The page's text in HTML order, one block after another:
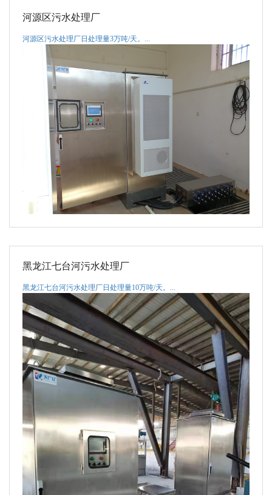
河源区污水处理厂
河源区污水处理厂日处理量3万吨/天。...
黑龙江七台河污水处理厂
黑龙江七台河污水处理厂日处理量10万吨/天。...